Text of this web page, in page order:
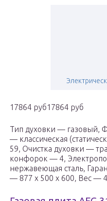
17864 руб17864 руб
Тип духовки — газовый,
— классическая
59, Очистка духовки —
конфорок — 4,
нержавеющая сталь,
— 877 x 500 x 600, Вес —